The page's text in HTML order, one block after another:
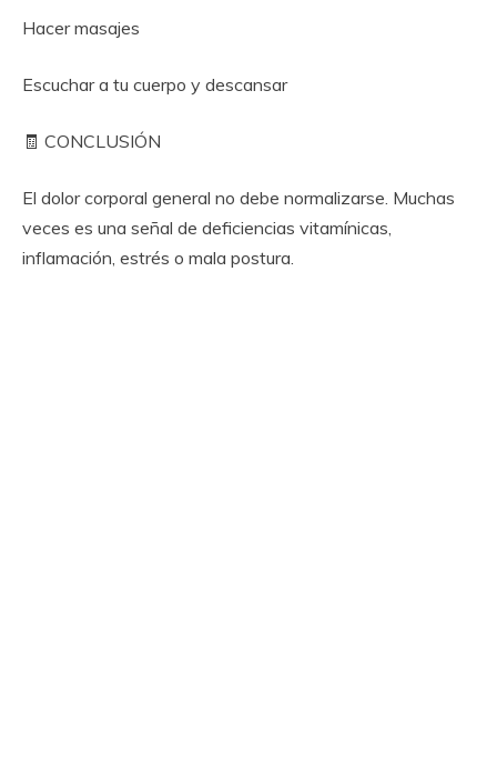
Hacer masajes
Escuchar a tu cuerpo y descansar
🧾 CONCLUSIÓN
El dolor corporal general no debe normalizarse. Muchas
veces es una señal de deficiencias vitamínicas,
inflamación, estrés o mala postura.